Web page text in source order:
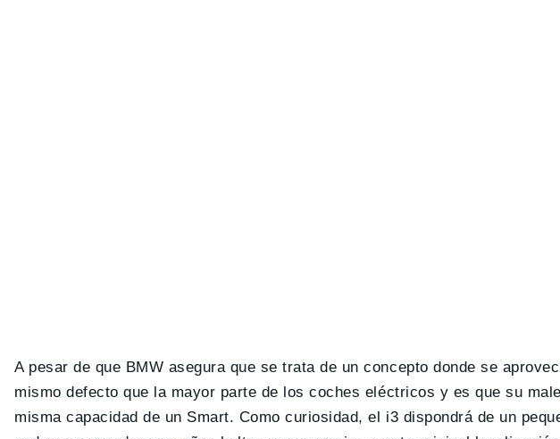
A pesar de que BMW asegura que se trata de un concepto donde se
mismo defecto que la mayor parte de los coches eléctricos y es que su
misma capacidad de un Smart. Como curiosidad, el i3 dispondrá de un